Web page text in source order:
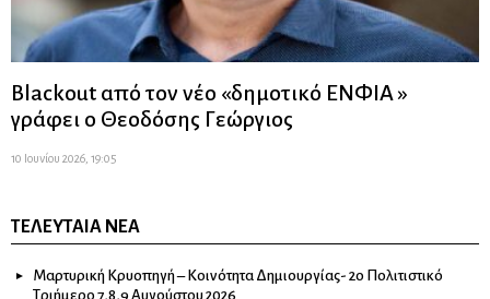
Blackout από τον νέο «δημοτικό ΕΝΦΙΑ »
γράφει ο Θεοδόσης Γεώργιος
10 Ιουνίου 2026, 19:05
ΤΕΛΕΥΤΑΊΑ ΝΈΑ
Μαρτυρική Κρυοπηγή – Κοινότητα Δημιουργίας- 2ο Πολιτιστικό
Τριήμερο 7,8,9 Αυγούστου 2026